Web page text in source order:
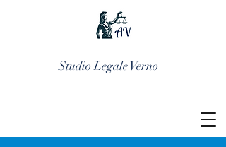
Studio Legale Verno